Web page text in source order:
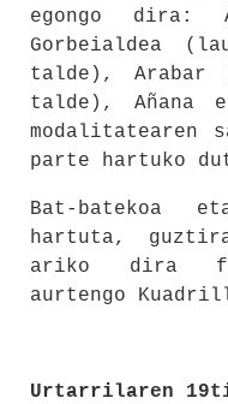
egongo dira:
Gorbeialdea
talde), Arabar
talde), Añana
modalitatearen
parte hartuko
Bat-batekoa
hartuta,
ariko dira
aurtengo
Urtarrilaren